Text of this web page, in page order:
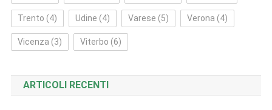
Trento (4) Udine (4) Varese (5) Verona (4)
Vicenza (3) Viterbo (6)
ARTICOLI RECENTI